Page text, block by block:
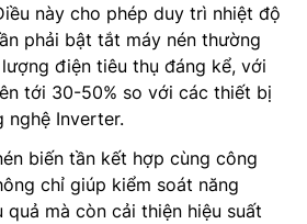
này cho phép duy trì nhiệt độ
phải bật tắt máy nén thường
điện tiêu thụ đáng kể, với
tới 30-50% so với các thiết bị
nghệ Inverter.
biến tần kết hợp cùng công
chỉ giúp kiểm soát năng
mà còn cải thiện hiệu suất